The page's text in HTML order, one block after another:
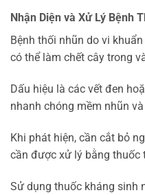
Nhận Diện và Xử Lý Bệnh
Bệnh thối nhũn do vi
có thể làm chết cây trong
Dấu hiệu là các vết đen
nhanh chóng mềm nhũn
Khi phát hiện, cần cắt bỏ
cần được xử lý bằng thuốc
Sử dụng thuốc kháng sinh